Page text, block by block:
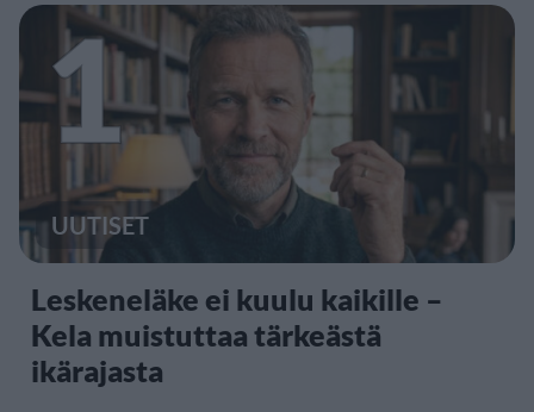
1
UUTISET
Leskeneläke ei kuulu kaikille –
Kela muistuttaa tärkeästä
ikärajasta